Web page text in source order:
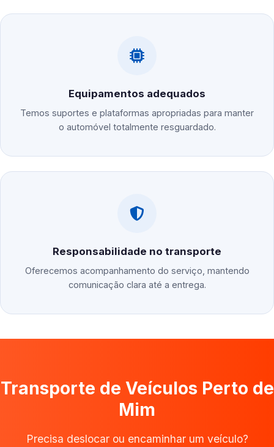
Equipamentos adequados
Temos suportes e plataformas apropriadas para manter
o automóvel totalmente resguardado.
Responsabilidade no transporte
Oferecemos acompanhamento do serviço, mantendo
comunicação clara até a entrega.
Transporte de Veículos Perto de
Mim
Precisa deslocar ou encaminhar um veículo?